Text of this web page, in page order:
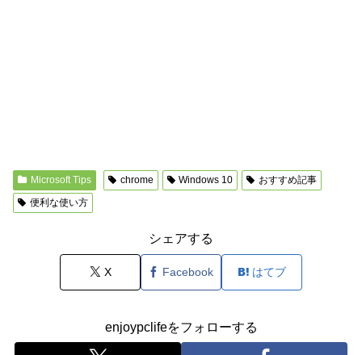
Microsoft Tips chrome Windows 10
おすすめ記事
便利な使い方
シェアする
X Facebook はてブ
enjoypclifeをフォローする